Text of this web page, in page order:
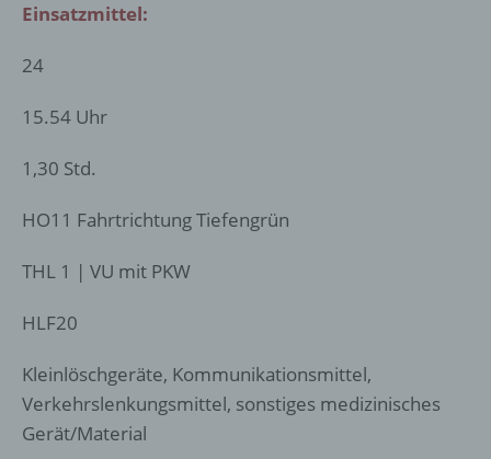
Einsatzmittel:
24
15.54 Uhr
1,30 Std.
HO11 Fahrtrichtung Tiefengrün
THL 1 | VU mit PKW
HLF20
Kleinlöschgeräte, Kommunikationsmittel,
Verkehrslenkungsmittel, sonstiges medizinisches
Gerät/Material